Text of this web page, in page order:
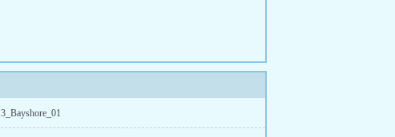
3_Bayshore_01